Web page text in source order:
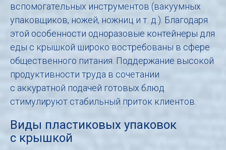
вспомогательных инструментов (вакуумных
упаковщиков, ножей, ножниц и т. д.). Благодаря
этой особенности одноразовые контейнеры для
еды с крышкой широко востребованы в сфере
общественного питания. Поддержание высокой
продуктивности труда в сочетании
с аккуратной подачей готовых блюд
стимулируют стабильный приток клиентов.
Виды пластиковых упаковок
с крышкой